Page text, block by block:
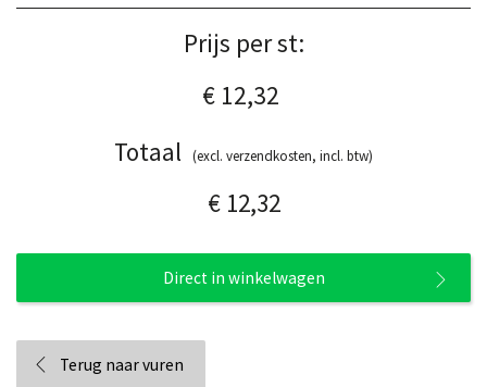
Prijs per st:
€ 12,32
Totaal
(excl. verzendkosten, incl. btw)
€ 12,32
Direct in winkelwagen
Terug naar vuren